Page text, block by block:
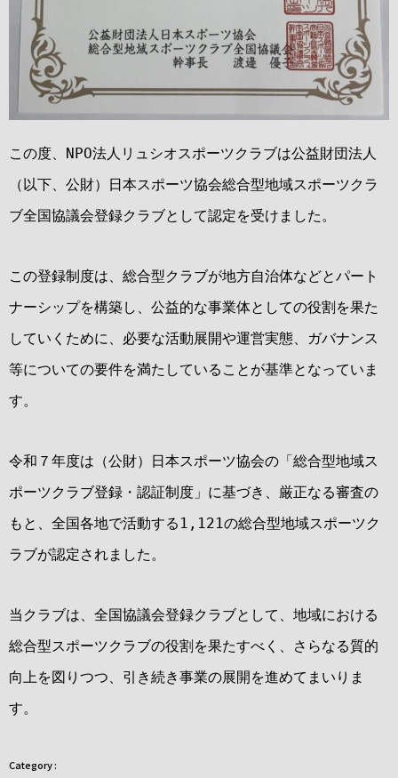
この度、NPO法人リュシオスポーツクラブは公益財団法人
（以下、公財）日本スポーツ協会総合型地域スポーツクラ
ブ全国協議会登録クラブとして認定を受けました。
この登録制度は、総合型クラブが地方自治体などとパート
ナーシップを構築し、公益的な事業体としての役割を果た
していくために、必要な活動展開や運営実態、ガバナンス
等についての要件を満たしていることが基準となっていま
す。
令和７年度は（公財）日本スポーツ協会の「総合型地域ス
ポーツクラブ登録・認証制度」に基づき、厳正なる審査の
もと、全国各地で活動する1,121の総合型地域スポーツク
ラブが認定されました。
当クラブは、全国協議会登録クラブとして、地域における
総合型スポーツクラブの役割を果たすべく、さらなる質的
向上を図りつつ、引き続き事業の展開を進めてまいりま
す。